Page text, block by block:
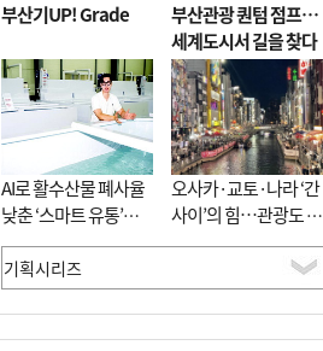
부산기UP! Grade
AI로 활수산물 폐사율
낮춘 ‘스마트 유통’…
사막·산악지대 수출
도전
부산관광 퀀텀 점프…
세계도시서 길을 찾다
오사카·교토·나라 ‘간
사이’의 힘…관광도 뭉
쳐야 흥한다